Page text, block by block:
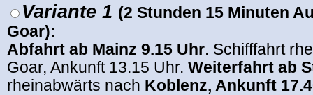
Variante 1 (2 Stunden 15 Minuten
Goar):
Abfahrt ab Mainz 9.15 Uhr. Schifffahrt
Goar, Ankunft 13.15 Uhr. Weiterfahrt ab
rheinabwärts nach Koblenz, Ankunft